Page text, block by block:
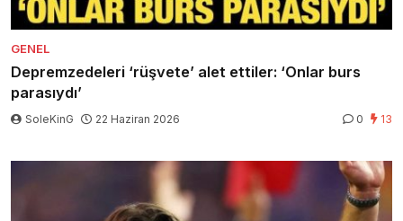
GENEL
Depremzedeleri ‘rüşvete’ alet ettiler: ‘Onlar burs
parasıydı’
SoleKinG 22 Haziran 2026 0 13